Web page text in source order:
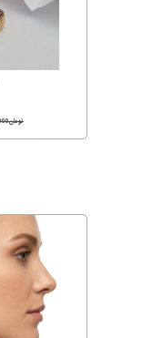
تومان